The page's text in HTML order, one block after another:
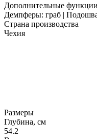
Дополнительные функции
Демпферы: граб |
Страна производства
Чехия
Размеры
Глубина, см
54.2